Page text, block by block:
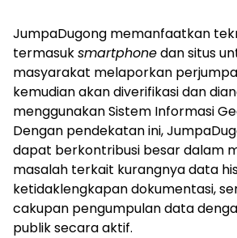
JumpaDugong memanfaatkan
termasuksmartphonedan situs
masyarakat melaporkan
kemudian akan diverifikasi dan
menggunakan Sistem Informasi
Dengan pendekatan ini,
dapat berkontribusi besar dalam
masalah terkait kurangnya data
ketidaklengkapan dokumentasi,
cakupan pengumpulan data
publik secara aktif.